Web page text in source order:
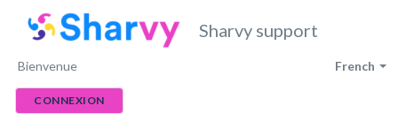
Sharvy support
French
Bienvenue
CONNEXION